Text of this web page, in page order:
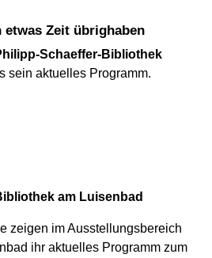
etwas Zeit übrighaben
Schaeffer-Bibliothek
sein aktuelles Programm.
am Luisenbad
zeigen im Ausstellungsbereich
ihr aktuelles Programm zum